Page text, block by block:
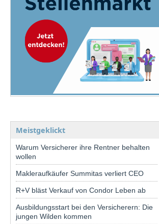
Meistgeklickt
Warum Versicherer ihre Rentner behalten
wollen
Makleraufkäufer Summitas verliert CEO
R+V bläst Verkauf von Condor Leben ab
Ausbildungsstart bei den Versicherern: Die
jungen Wilden kommen